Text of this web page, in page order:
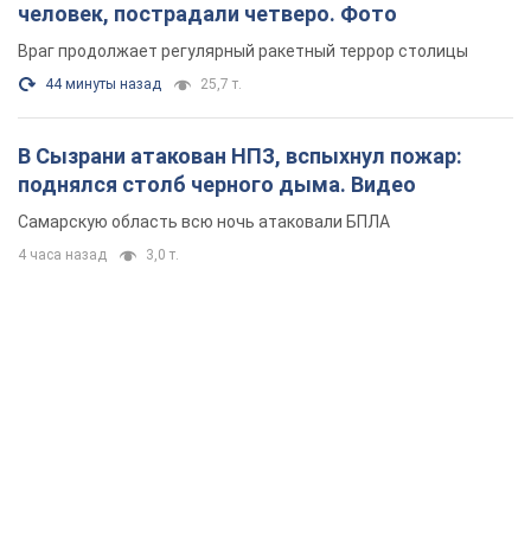
человек, пострадали четверо. Фото
Враг продолжает регулярный ракетный террор столицы
44 минуты назад 25,7 т.
В Сызрани атакован НПЗ, вспыхнул пожар:
поднялся столб черного дыма. Видео
Самарскую область всю ночь атаковали БПЛА
4 часа назад 3,0 т.